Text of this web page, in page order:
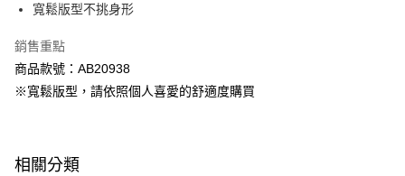
每筆NT$60，滿NT$1,000(含以上)免運費
付款後7-11取貨
每筆NT$60，滿NT$1,000(含以上)免運費
付款後門市自取
寬鬆版型不挑身形
銷售重點
商品款號：AB20938
※寬鬆版型，請依照個人喜愛的舒適度購買
相關分類